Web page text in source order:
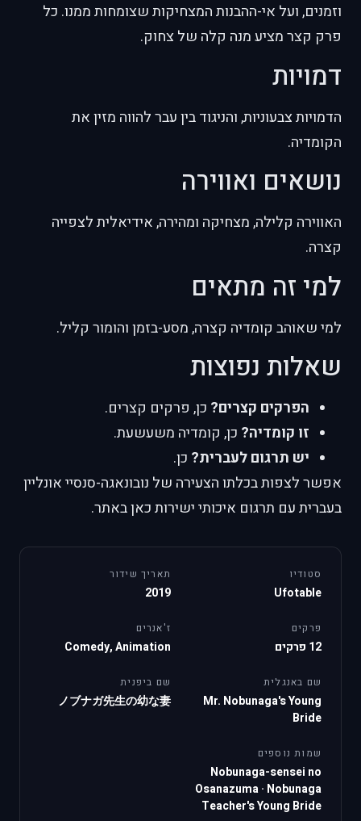
וזמנים, ועל אי-ההבנות המצחיקות שצומחות ממנו. כל
פרק קצר מציע מנה קלה של צחוק.
דמויות
הדמויות צבעוניות, והניגוד בין עבר להווה מזין את
הקומדיה.
נושאים ואווירה
האווירה קלילה, מצחיקה ומהירה, אידיאלית לצפייה
קצרה.
למי זה מתאים
למי שאוהב קומדיה קצרה, מסע-בזמן והומור קליל.
שאלות נפוצות
הפרקים קצרים? כן, פרקים קצרים.
זו קומדיה? כן, קומדיה משעשעת.
יש תרגום לעברית? כן.
אפשר לצפות בכלתו הצעירה של נובונאגה-סנסיי אונליין
בעברית עם תרגום איכותי ישירות כאן באתר.
סטודיו
Ufotable
תאריך שידור
2019
פרקים
12 פרקים
ז'אנרים
Comedy, Animation
שם באנגלית
Mr. Nobunaga's Young
Bride
שם ביפנית
ノブナガ先生の幼な妻
שמות נוספים
Nobunaga-sensei no
Osanazuma· Nobunaga
Teacher's Young Bride